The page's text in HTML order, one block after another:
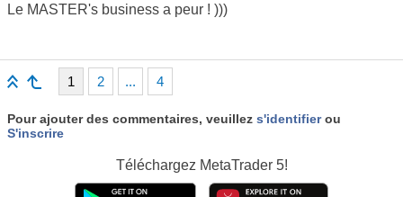
Le MASTER's business a peur ! )))
1 2 ... 4
Pour ajouter des commentaires, veuillez s'identifierou
S'inscrire
Téléchargez MetaTrader 5!